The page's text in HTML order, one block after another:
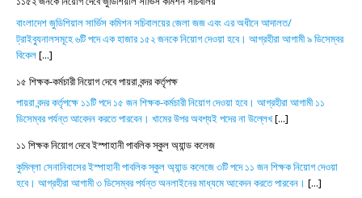
বাংলাদেশ জুডিশিয়াল সার্ভিস কমিশন সচিবালয়ের জেলা জজ এবং এর অধীনে আদালত/
ট্রাইব্যুনালসমূহে ৬টি পদে এক হাজার ১৫২ জনকে নিয়োগ দেওয়া হবে। আগ্রহীরা আগামী ৯ ডিসেম্বর
বিকেল[...]
১৫ শিক্ষক-কর্মচারী নিয়োগ দেবে পায়রা বন্দর কর্তৃপক্ষ
পায়রা বন্দর কর্তৃপক্ষে ১১টি পদে ১৫ জন শিক্ষক-কর্মচারী নিয়োগ দেওয়া হবে। আগ্রহীরা আগামী ১১
ডিসেম্বর পর্যন্ত আবেদন করতে পারবেন। খামের উপর অবশ্যই পদের না উল্লেখ[...]
১১ শিক্ষক নিয়োগ দেবে ইস্পাহানী পাবলিক স্কুল অ্যান্ড কলেজ
কুমিল্লা সেনানিবাসের ইস্পাহানী পাবলিক স্কুল অ্যান্ড কলেজে ৩টি পদে ১১ জন শিক্ষক নিয়োগ দেওয়া
হবে। আগ্রহীরা আগামী ৩ ডিসেম্বর পর্যন্ত অনলাইনের মাধ্যমে আবেদন করতে পারবেন। [...]